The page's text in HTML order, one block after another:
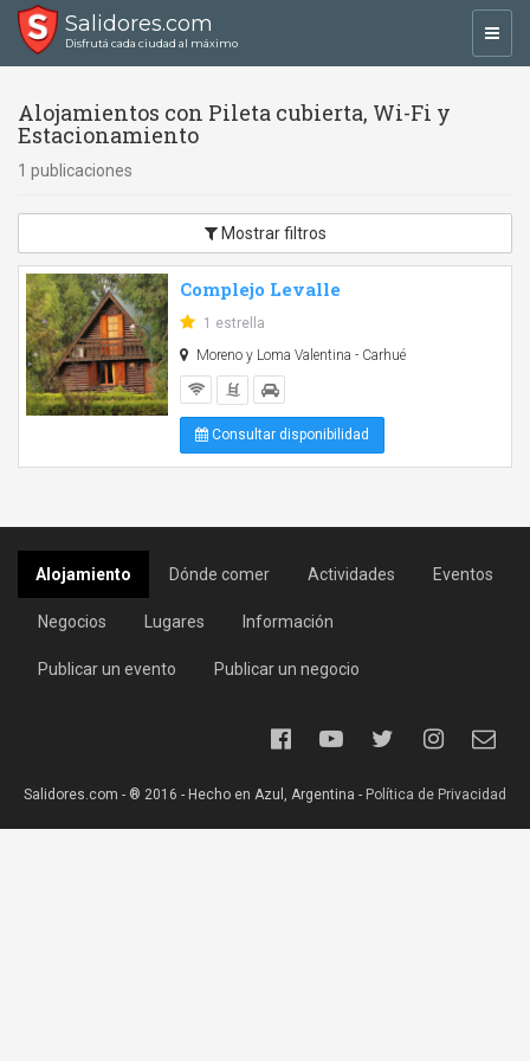
Salidores.com
Disfrutá cada ciudad al máximo
Alojamientos con Pileta cubierta, Wi-Fi y
Estacionamiento
1 publicaciones
Mostrar filtros
Complejo Levalle
1 estrella
Moreno y Loma Valentina - Carhué
Consultar disponibilidad
Alojamiento Dónde comer Actividades Eventos
Negocios Lugares Información
Publicar un evento Publicar un negocio
Salidores.com - ® 2016 - Hecho en Azul, Argentina - Política de Privacidad